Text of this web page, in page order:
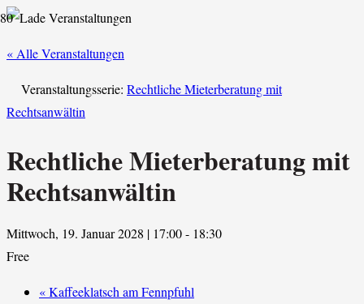
« Alle Veranstaltungen
Veranstaltungsserie: Rechtliche Mieterberatung mit
Rechtsanwältin
Rechtliche Mieterberatung mit
Rechtsanwältin
Mittwoch, 19. Januar 2028 | 17:00- 18:30
Free
«Kaffeeklatsch am Fennpfuhl